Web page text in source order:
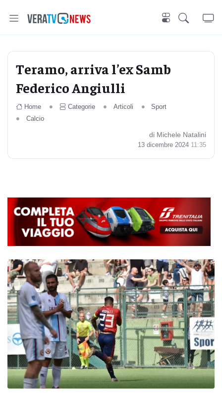
Teramo, arriva l’ex Samb
Federico Angiulli
Home Categorie Articoli
Sport
Calcio
di Michele Natalini
13 dicembre 2024 11:35